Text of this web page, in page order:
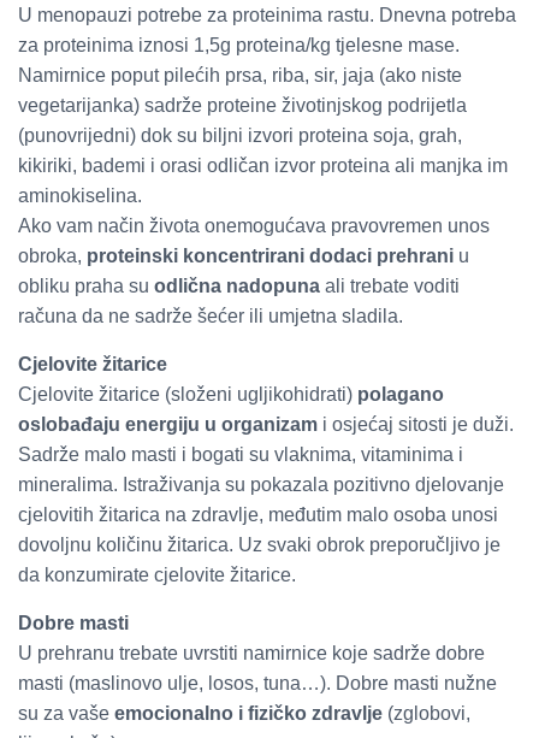
U menopauzi potrebe za proteinima rastu. Dnevna potreba
za proteinima iznosi 1,5g proteina/kg tjelesne mase.
Namirnice poput pilećih prsa, riba, sir, jaja (ako niste
vegetarijanka) sadrže proteine životinjskog podrijetla
(punovrijedni) dok su biljni izvori proteina soja, grah,
kikiriki, bademi i orasi odličan izvor proteina ali manjka im
aminokiselina.
Ako vam način života onemogućava pravovremen unos
obroka, proteinski koncentrirani dodaci prehrani u
obliku praha su odlična nadopuna ali trebate voditi
računa da ne sadrže šećer ili umjetna sladila.
Cjelovite žitarice
Cjelovite žitarice (složeni ugljikohidrati) polagano
oslobađaju energiju u organizam i osjećaj sitosti je duži.
Sadrže malo masti i bogati su vlaknima, vitaminima i
mineralima. Istraživanja su pokazala pozitivno djelovanje
cjelovitih žitarica na zdravlje, međutim malo osoba unosi
dovoljnu količinu žitarica. Uz svaki obrok preporučljivo je
da konzumirate cjelovite žitarice.
Dobre masti
U prehranu trebate uvrstiti namirnice koje sadrže dobre
masti (maslinovo ulje, losos, tuna…). Dobre masti nužne
su za vaše emocionalno i fizičko zdravlje (zglobovi,